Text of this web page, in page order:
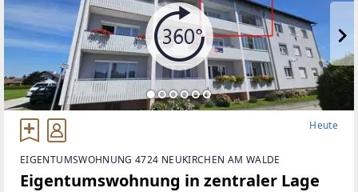
Heute
EIGENTUMSWOHNUNG 4724 NEUKIRCHEN AM WALDE
Eigentumswohnung in zentraler Lage